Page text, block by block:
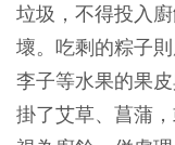
垃圾，不得投入
壞。吃剩的粽子
李子等水果的果
掛了艾草、菖蒲